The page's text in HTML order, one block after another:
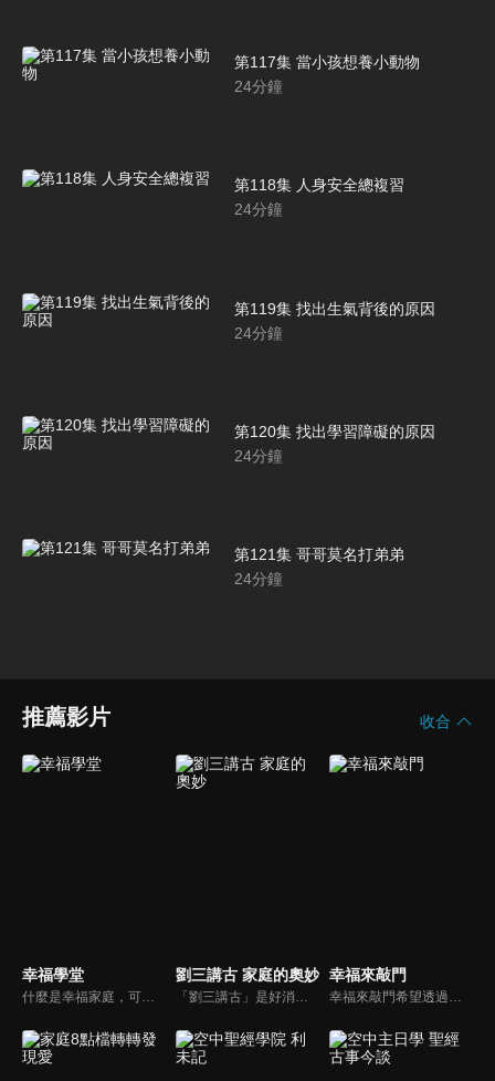
第117集 當小孩想養小動物
24分鐘
第118集 人身安全總複習
24分鐘
第119集 找出生氣背後的原因
24分鐘
第120集 找出學習障礙的原因
24分鐘
第121集 哥哥莫名打弟弟
24分鐘
推薦影片 收合
幸福學堂 劉三講古 家庭的奧妙 幸福來敲門